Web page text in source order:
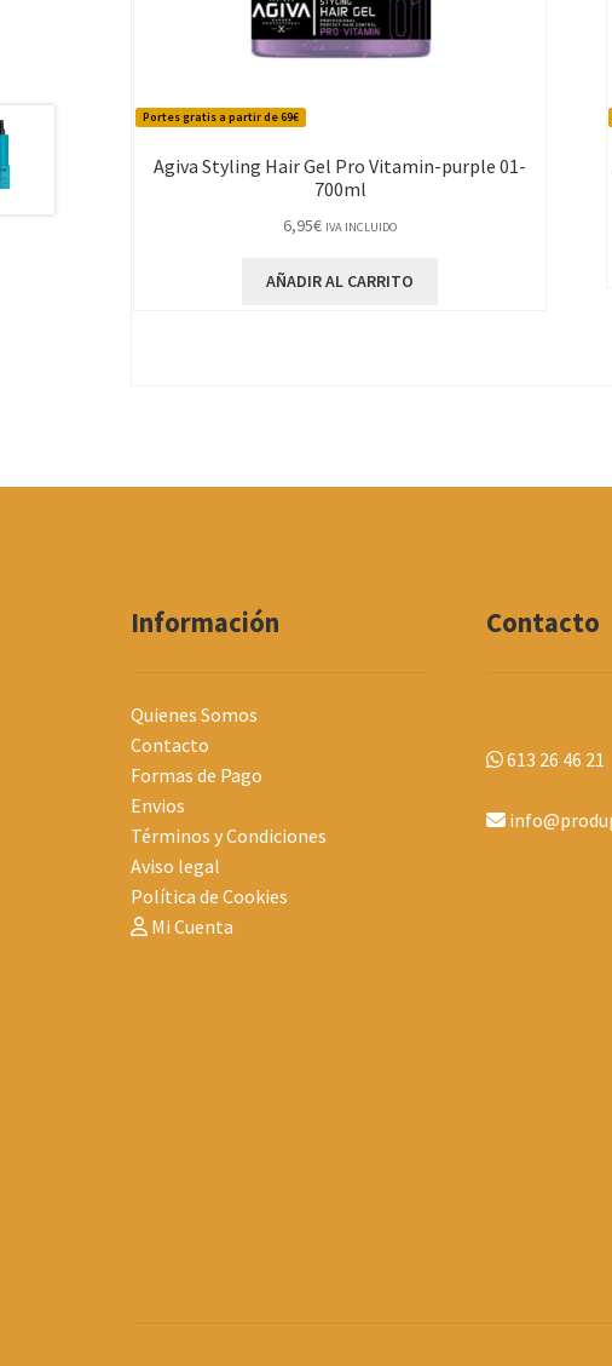
Portes gratis a partir de 69€
Agiva Styling Hair Gel Pro Vitamin-purple 01-
700ml
6,95€ IVA INCLUIDO
AÑADIR AL CARRITO
Información
Quienes Somos
Contacto
Formas de Pago
Envios
Términos y Condiciones
Aviso legal
Política de Cookies
Mi Cuenta
Contacto
613 26 46 21